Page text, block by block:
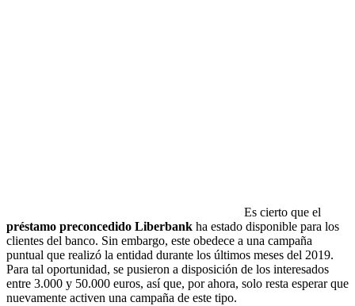
Es cierto que el
préstamo preconcedido Liberbank ha estado disponible para los
clientes del banco. Sin embargo, este obedece a una campaña
puntual que realizó la entidad durante los últimos meses del 2019.
Para tal oportunidad, se pusieron a disposición de los interesados
entre 3.000 y 50.000 euros, así que, por ahora, solo resta esperar que
nuevamente activen una campaña de este tipo.